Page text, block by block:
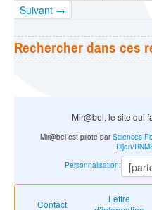
Suivant →
Rechercher dans ces
Mir@bel, le site qui
Contact
Lettre
Mir@bel est piloté parSciences
Dijon/
Personnalisation: